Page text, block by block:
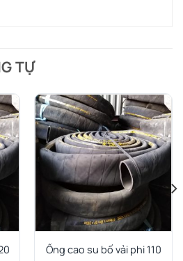
TỰ
Ống cao su bố vải phi 110